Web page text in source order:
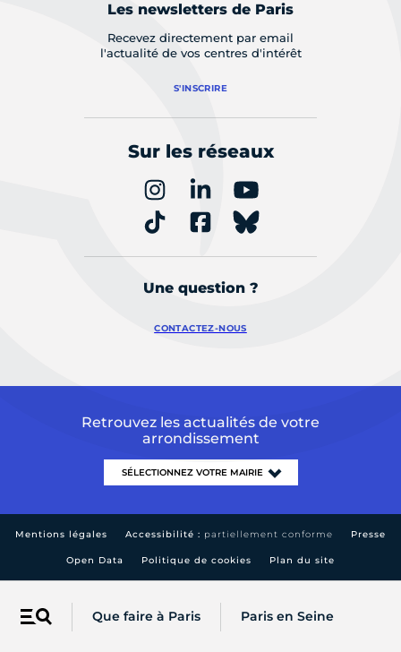
Menu Que faire à Paris Paris en Seine
Les newsletters de Paris
Recevez directement par email
l'actualité de vos centres d'intérêt
S'INSCRIRE
Sur les réseaux
Une question ?
CONTACTEZ-NOUS
Retrouvez les actualités de votre
arrondissement
Mentions légales Accessibilité : partiellement conforme Presse
Open Data Politique de cookies Plan du site